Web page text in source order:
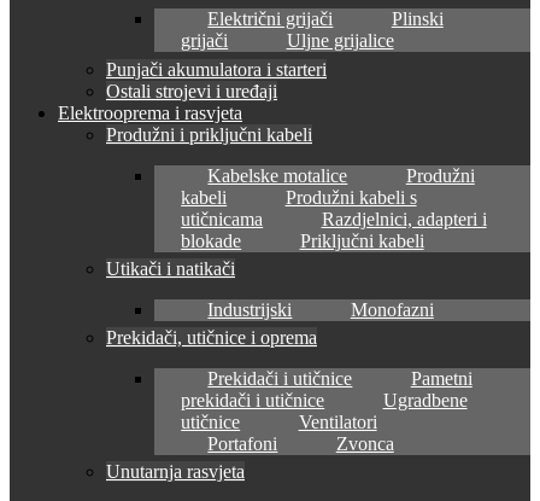
Električni grijači
Plinski
grijači
Uljne grijalice
Punjači akumulatora i starteri
Ostali strojevi i uređaji
Elektrooprema i rasvjeta
Produžni i priključni kabeli
Kabelske motalice
Produžni
kabeli
Produžni kabeli s
utičnicama
Razdjelnici, adapteri i
blokade
Priključni kabeli
Utikači i natikači
Industrijski
Monofazni
Prekidači, utičnice i oprema
Prekidači i utičnice
Pametni
prekidači i utičnice
Ugradbene
utičnice
Ventilatori
Portafoni
Zvonca
Unutarnja rasvjeta